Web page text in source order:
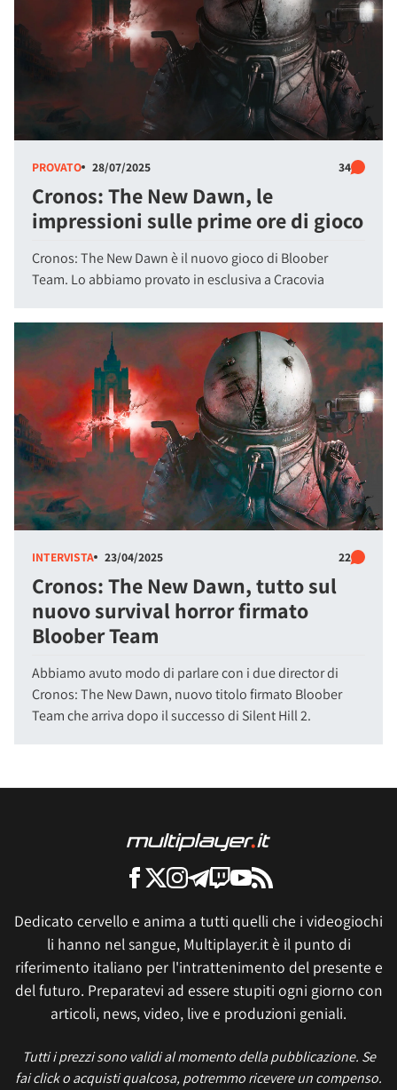
PROVATO 28/07/2025 34
Cronos: The New Dawn, le
impressioni sulle prime ore di gioco
Cronos: The New Dawn è il nuovo gioco di Bloober
Team. Lo abbiamo provato in esclusiva a Cracovia
INTERVISTA 23/04/2025 22
Cronos: The New Dawn, tutto sul
nuovo survival horror firmato
Bloober Team
Abbiamo avuto modo di parlare con i due director di
Cronos: The New Dawn, nuovo titolo firmato Bloober
Team che arriva dopo il successo di Silent Hill 2.
Dedicato cervello e anima a tutti quelli che i videogiochi
li hanno nel sangue, Multiplayer.it è il punto di
riferimento italiano per l'intrattenimento del presente e
del futuro. Preparatevi ad essere stupiti ogni giorno con
articoli, news, video, live e produzioni geniali.
Tutti i prezzi sono validi al momento della pubblicazione. Se
fai click o acquisti qualcosa, potremmo ricevere un compenso.